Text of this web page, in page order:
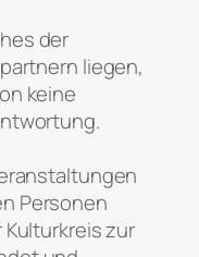
der
liegen,
keine
Personen
zur